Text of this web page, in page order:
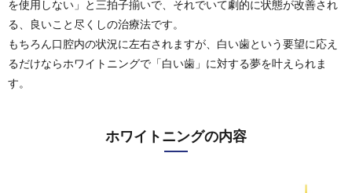
を使用しない」と三拍子揃いで、それでいて劇的に状態が改善され
る、良いこと尽くしの治療法です。
もちろん口腔内の状況に左右されますが、白い歯という要望に応え
るだけならホワイトニングで「白い歯」に対する夢を叶えられま
す。
ホワイトニングの内容